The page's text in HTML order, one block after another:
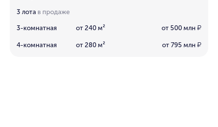
3 лота в продаже
3-комнатная от 240 м² от 500 млн ₽
4-комнатная от 280 м² от 795 млн ₽